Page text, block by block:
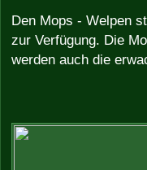
Den Mops - Welpen
zur Verfügung. Die
werden auch die